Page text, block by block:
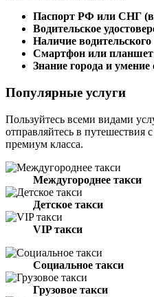
Паспорт РФ или СНГ
Водительское
Наличие
Смартфон или
Знание города и умение
Популярные услуги
Пользуйтесь всеми видами
отправляйтесь в путешествия
премиум класса.
Междугороднее такси
Детское такси
VIP такси
Социальное такси
Грузовое такси